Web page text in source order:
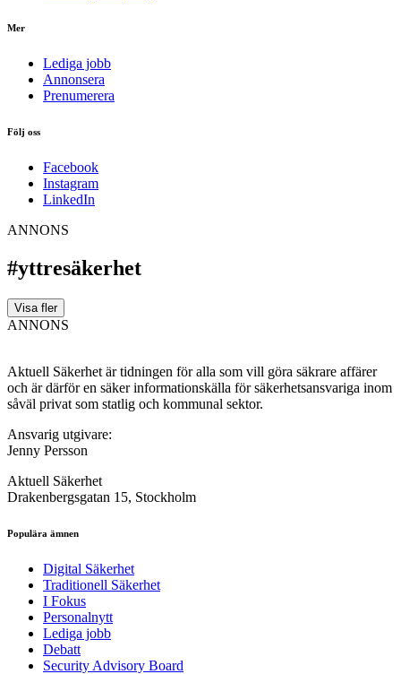
Mer
Lediga jobb
Annonsera
Prenumerera
Följ oss
Facebook
Instagram
LinkedIn
ANNONS
#yttresäkerhet
Visa fler
ANNONS
Aktuell Säkerhet är tidningen för alla som vill göra säkrare affärer
och är därför en säker informationskälla för säkerhets­ansvariga inom
såväl privat som statlig och kommunal sektor.
Ansvarig utgivare:
Jenny Persson
Aktuell Säkerhet
Drakenbergsgatan 15, Stockholm
Populära ämnen
Digital Säkerhet
Traditionell Säkerhet
I Fokus
Personalnytt
Lediga jobb
Debatt
Security Advisory Board